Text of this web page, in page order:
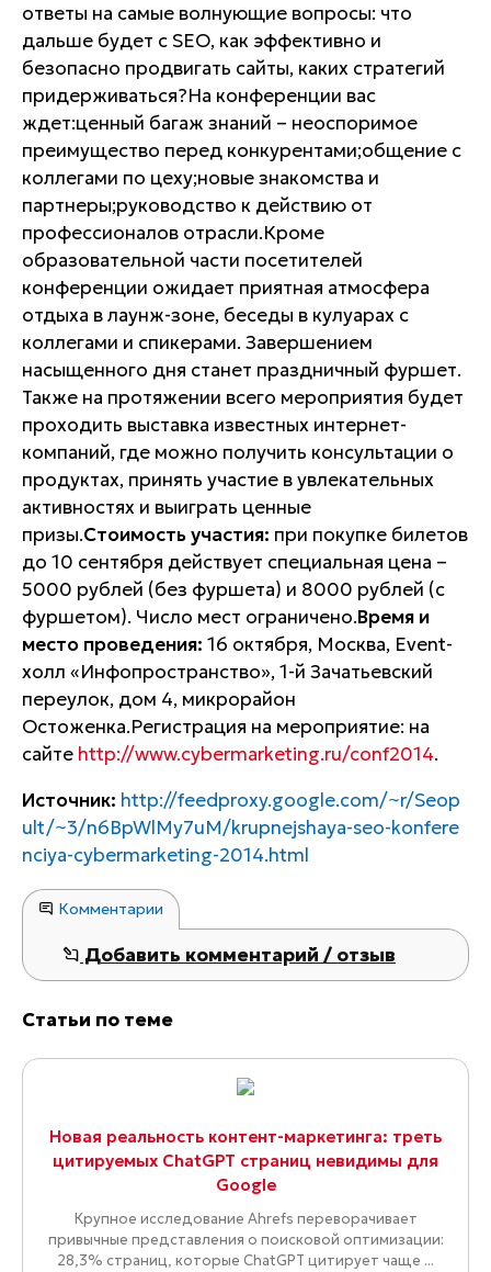
ответы на самые волнующие вопросы: что
дальше будет с SEO, как эффективно и
безопасно продвигать сайты, каких стратегий
придерживаться?На конференции вас
ждет:ценный багаж знаний – неоспоримое
преимущество перед конкурентами;общение с
коллегами по цеху;новые знакомства и
партнеры;руководство к действию от
профессионалов отрасли.Кроме
образовательной части посетителей
конференции ожидает приятная атмосфера
отдыха в лаунж-зоне, беседы в кулуарах с
коллегами и спикерами. Завершением
насыщенного дня станет праздничный фуршет.
Также на протяжении всего мероприятия будет
проходить выставка известных интернет-
компаний, где можно получить консультации о
продуктах, принять участие в увлекательных
активностях и выиграть ценные
призы.Стоимость участия: при покупке билетов
до 10 сентября действует специальная цена –
5000 рублей (без фуршета) и 8000 рублей (с
фуршетом). Число мест ограничено.Время и
место проведения: 16 октября, Москва, Event-
холл «Инфопространство», 1-й Зачатьевский
переулок, дом 4, микрорайон
Остоженка.Регистрация на мероприятие: на
сайте http://www.cybermarketing.ru/conf2014.
Источник: http://feedproxy.google.com/~r/Seop
ult/~3/n6BpWlMy7uM/krupnejshaya-seo-konfere
nciya-cybermarketing-2014.html
Комментарии
Добавить комментарий / отзыв
Статьи по теме
Новая реальность контент-маркетинга: треть
цитируемых ChatGPT страниц невидимы для
Google
Крупное исследование Ahrefs переворачивает
привычные представления о поисковой оптимизации:
28,3% страниц, которые ChatGPT цитирует чаще ...